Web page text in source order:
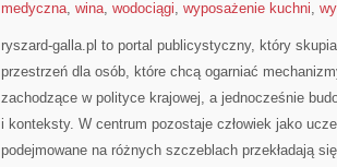
medyczna, wina, wodociągi, wyposażenie kuchni,
ryszard-galla.pl to portal publicystyczny, który
przestrzeń dla osób, które chcą ogarniać
zachodzące w polityce krajowej, a jednocześnie
i konteksty. W centrum pozostaje człowiek jako
podejmowane na różnych szczeblach przekładają